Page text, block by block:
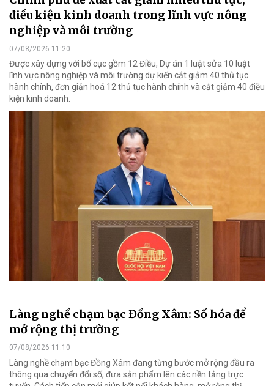
điều kiện kinh doanh trong lĩnh vực nông
nghiệp và môi trường
07/08/2026 11:20
Được xây dựng với bố cục gồm 12 Điều, Dự án 1 luật sửa 10 luật
lĩnh vực nông nghiệp và môi trường dự kiến cắt giảm 40 thủ tục
hành chính, đơn giản hoá 12 thủ tục hành chính và cắt giảm 40 điều
kiện kinh doanh.
Làng nghề chạm bạc Đồng Xâm: Số hóa để
mở rộng thị trường
07/08/2026 11:10
Làng nghề chạm bạc Đồng Xâm đang từng bước mở rộng đầu ra
thông qua chuyển đổi số, đưa sản phẩm lên các nền tảng trực